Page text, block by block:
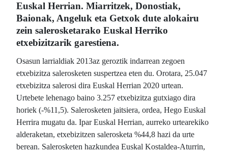
Euskal Herrian. Miarritzek, Donostiak,
Baionak, Angeluk eta Getxok dute alokairu
zein salerosketarako Euskal Herriko
etxebizitzarik garestiena.
Osasun larrialdiak 2013az geroztik indarrean zegoen
etxebizitza salerosketen suspertzea eten du. Orotara, 25.047
etxebizitza salerosi dira Euskal Herrian 2020 urtean.
Urtebete lehenago baino 3.257 etxebizitza gutxiago dira
horiek (-%11,5). Salerosketen jaitsiera, ordea, Hego Euskal
Herrira mugatu da. Ipar Euskal Herrian, aurreko urtearekiko
alderaketan, etxebizitzen salerosketa %44,8 hazi da urte
berean. Salerosketen hazkundea Euskal Kostaldea-Aturrin,